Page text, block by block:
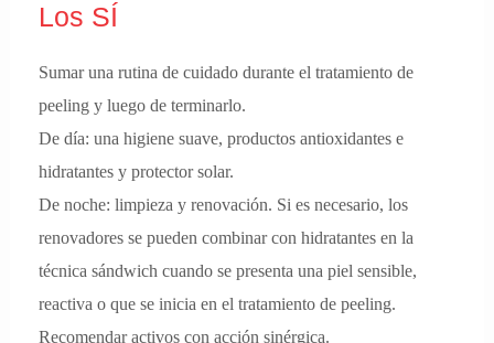
Los SÍ
Sumar una rutina de cuidado durante el tratamiento de
peeling y luego de terminarlo.
De día: una higiene suave, productos antioxidantes e
hidratantes y protector solar.
De noche: limpieza y renovación. Si es necesario, los
renovadores se pueden combinar con hidratantes en la
técnica sándwich cuando se presenta una piel sensible,
reactiva o que se inicia en el tratamiento de peeling.
Recomendar activos con acción sinérgica.